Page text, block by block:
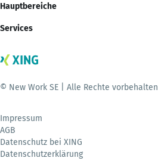
Hauptbereiche
Services
© New Work SE | Alle Rechte vorbehalten
Impressum
AGB
Datenschutz bei XING
Datenschutzerklärung